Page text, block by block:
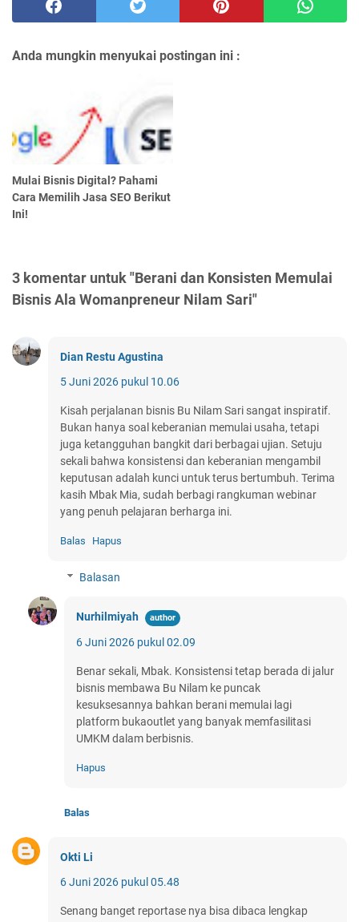
Anda mungkin menyukai postingan ini :
Mulai Bisnis Digital? Pahami
Cara Memilih Jasa SEO Berikut
Ini!
3 komentar untuk "Berani dan Konsisten Memulai
Bisnis Ala Womanpreneur Nilam Sari"
Dian Restu Agustina
5 Juni 2026 pukul 10.06
Kisah perjalanan bisnis Bu Nilam Sari sangat inspiratif.
Bukan hanya soal keberanian memulai usaha, tetapi
juga ketangguhan bangkit dari berbagai ujian. Setuju
sekali bahwa konsistensi dan keberanian mengambil
keputusan adalah kunci untuk terus bertumbuh. Terima
kasih Mbak Mia, sudah berbagi rangkuman webinar
yang penuh pelajaran berharga ini.
Balas Hapus
Balasan
Nurhilmiyah
6 Juni 2026 pukul 02.09
Benar sekali, Mbak. Konsistensi tetap berada di jalur
bisnis membawa Bu Nilam ke puncak
kesuksesannya bahkan berani memulai lagi
platform bukaoutlet yang banyak memfasilitasi
UMKM dalam berbisnis.
Hapus
Balas
Okti Li
6 Juni 2026 pukul 05.48
Senang banget reportase nya bisa dibaca lengkap